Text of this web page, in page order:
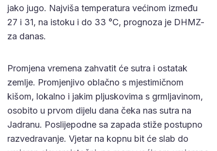
jako jugo. Najviša temperatura većinom između
27 i 31, na istoku i do 33 °C, prognoza je DHMZ-
za danas.
Promjena vremena zahvatit će sutra i ostatak
zemlje. Promjenjivo oblačno s mjestimičnom
kišom, lokalno i jakim pljuskovima s grmljavinom,
osobito u prvom dijelu dana čeka nas sutra na
Jadranu. Poslijepodne sa zapada stiže postupno
razvedravanje. Vjetar na kopnu bit će slab do